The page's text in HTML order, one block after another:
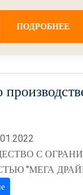
ПОДРОБНЕЕ
С
"МЕГА